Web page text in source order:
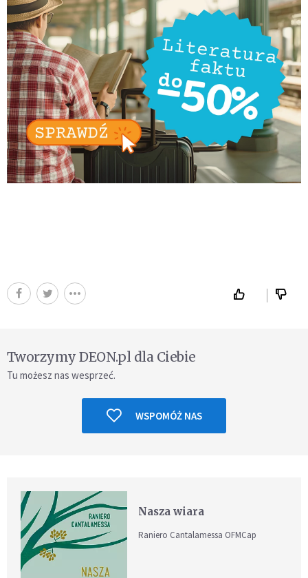
Tworzymy DEON.pl dla Ciebie
Tu możesz nas wesprzeć.
WSPOMÓŻ NAS
Nasza wiara
Raniero Cantalamessa OFMCap